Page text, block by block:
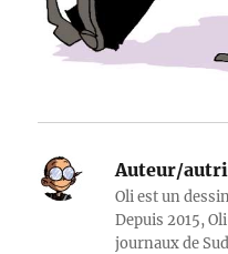
Auteur/
Oli est un
Depuis 2015,
journaux de